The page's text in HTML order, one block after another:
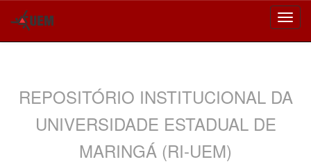
REPOSITÓRIO INSTITUCIONAL DA
UNIVERSIDADE ESTADUAL DE
MARINGÁ (RI-UEM)